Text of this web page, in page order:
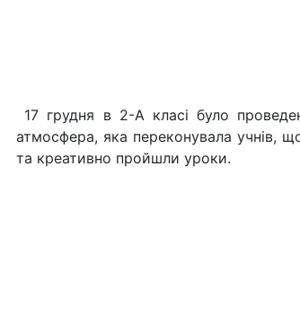
17 грудня в 2-А класі було
атмосфера, яка переконувала учнів,
та креативно пройшли уроки.
класів